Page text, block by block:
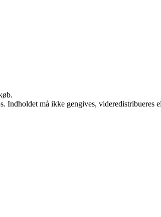
må ikke gengives, videredistribueres